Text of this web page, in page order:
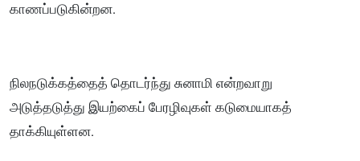
காணப்படுகின்றன.
நிலநடுக்கத்தைத் தொடர்ந்து சுனாமி என்றவாறு
அடுத்தடுத்து இயற்கைப் பேரழிவுகள் கடுமையாகத்
தாக்கியுள்ளன.